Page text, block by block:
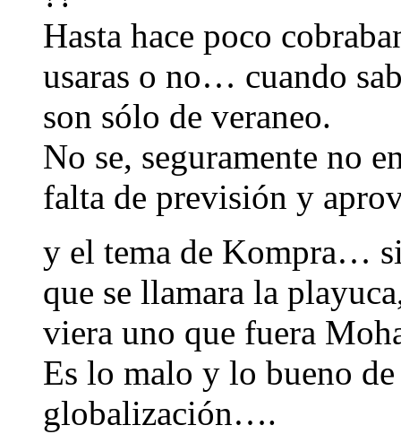
Hasta hace poco
usaras o no… cuando
son sólo de veraneo.
No se, seguramente no
falta de previsión y
y el tema de Kompra…
que se llamara la
viera uno que fuera
Es lo malo y lo bueno
globalización….